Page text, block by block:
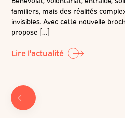
familiers, mais des réalités
invisibles. Avec cette nouvelle
propose […]
Lire l'actualité